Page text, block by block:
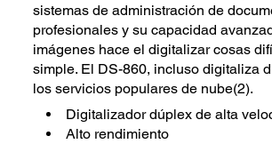
sistemas de administración de
profesionales y su capacidad
imágenes hace el digitalizar cosas
simple. El DS-860, incluso digitaliza
los servicios populares de nube(2).
Digitalizador dúplex de alta
Alto rendimiento